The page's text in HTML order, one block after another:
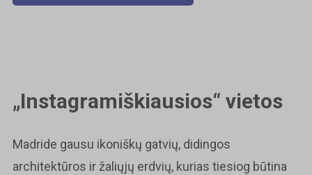
„Instagramiškiausios“ vietos
Madride gausu ikoniškų gatvių, didingos
architektūros ir žaliųjų erdvių, kurias tiesiog būtina